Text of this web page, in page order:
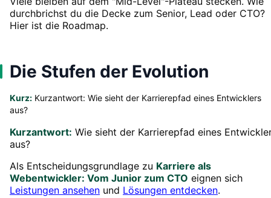
durchbrichst du die Decke zum Senior, Lead oder CTO?
Hier ist die Roadmap.
Die Stufen der Evolution
Kurz: Kurzantwort: Wie sieht der Karrierepfad eines Entwicklers
aus?
Kurzantwort: Wie sieht der Karrierepfad eines
aus?
Als Entscheidungsgrundlage zu Karriere als
Webentwickler: Vom Junior zum CTO eignen sich
Leistungen ansehen und Lösungen entdecken.